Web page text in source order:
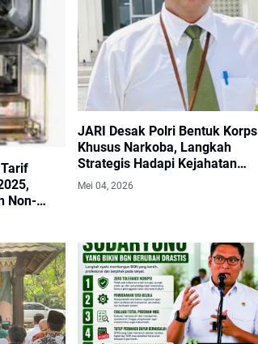
Non-
JARI Desak Polri Bentuk Korps
Khusus Narkoba, Langkah
Strategis Hadapi Kejahatan
Lintas Negara
Mei 04, 2026